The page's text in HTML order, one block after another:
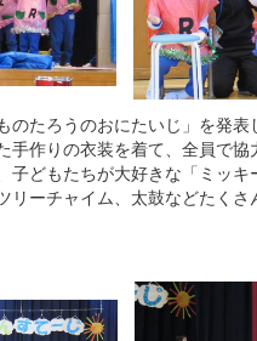
のたろうのおにたいじ」を発表
手作りの衣装を着て、全員で
子どもたちが大好きな「ミッ
リーチャイム、太鼓などたく